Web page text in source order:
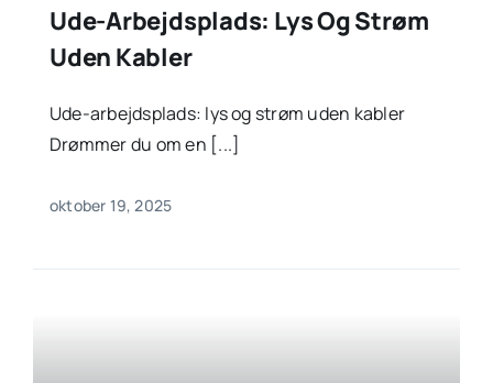
Ude-Arbejdsplads: Lys Og Strøm
Uden Kabler
Ude-arbejdsplads: lys og strøm uden kabler
Drømmer du om en [...]
oktober 19, 2025